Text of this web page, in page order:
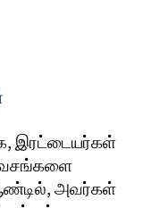
இரட்டையர்கள்
அவர்கள்